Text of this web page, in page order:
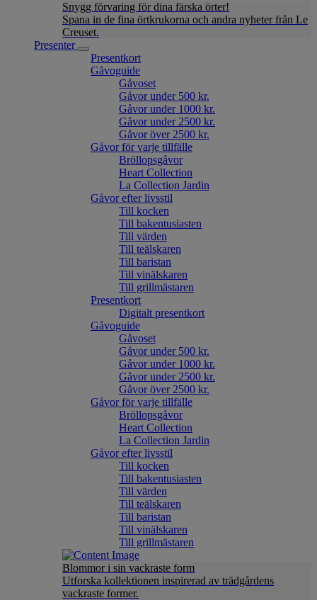
Snygg förvaring för dina färska örter!
Spana in de fina örtkrukorna och andra nyheter från Le
Creuset.
Presenter
Presentkort
Gåvoguide
Gåvoset
Gåvor under 500 kr.
Gåvor under 1000 kr.
Gåvor under 2500 kr.
Gåvor över 2500 kr.
Gåvor för varje tillfälle
Bröllopsgåvor
Heart Collection
La Collection Jardin
Gåvor efter livsstil
Till kocken
Till bakentusiasten
Till värden
Till teälskaren
Till baristan
Till vinälskaren
Till grillmästaren
Presentkort
Digitalt presentkort
Gåvoguide
Gåvoset
Gåvor under 500 kr.
Gåvor under 1000 kr.
Gåvor under 2500 kr.
Gåvor över 2500 kr.
Gåvor för varje tillfälle
Bröllopsgåvor
Heart Collection
La Collection Jardin
Gåvor efter livsstil
Till kocken
Till bakentusiasten
Till värden
Till teälskaren
Till baristan
Till vinälskaren
Till grillmästaren
Blommor i sin vackraste form
Utforska kollektionen inspirerad av trädgårdens
vackraste former.